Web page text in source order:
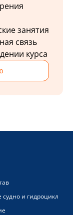
занятия
связь
курса
и гидроцикл